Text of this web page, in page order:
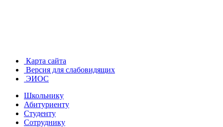
Карта сайта
Версия для слабовидящих
ЭИОС
Школьнику
Абитуриенту
Студенту
Сотруднику